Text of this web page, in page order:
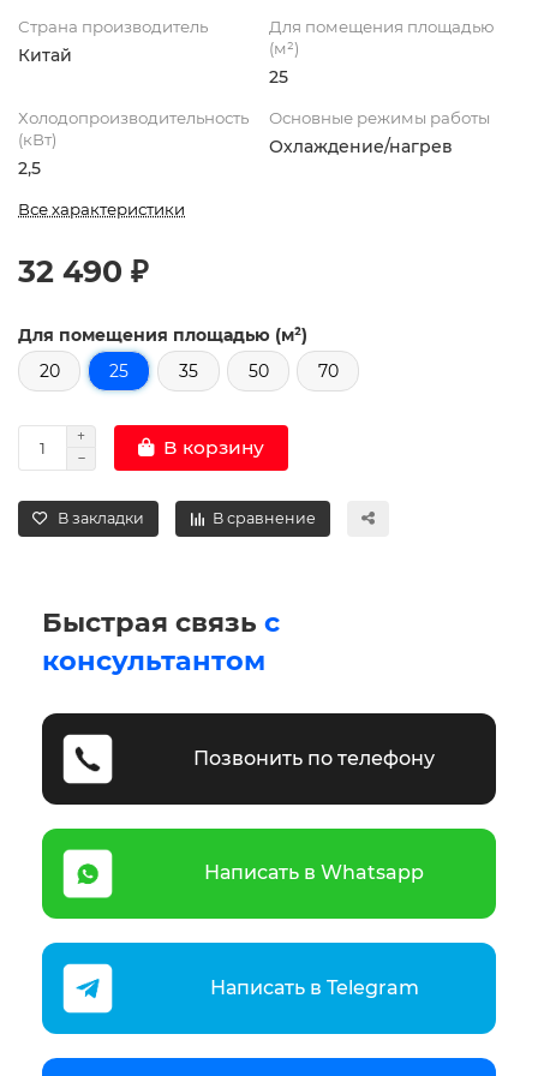
Страна производитель
Китай
Для помещения площадью
(м²)
25
Холодопроизводительность
(кВт)
2,5
Основные режимы работы
Охлаждение/нагрев
Все характеристики
32 490 ₽
Для помещения площадью (м²)
20
25 35 50 70
В корзину
В закладки В сравнение
Быстрая связь с
консультантом
Позвонить по телефону
Написать в Whatsapp
Написать в Telegram